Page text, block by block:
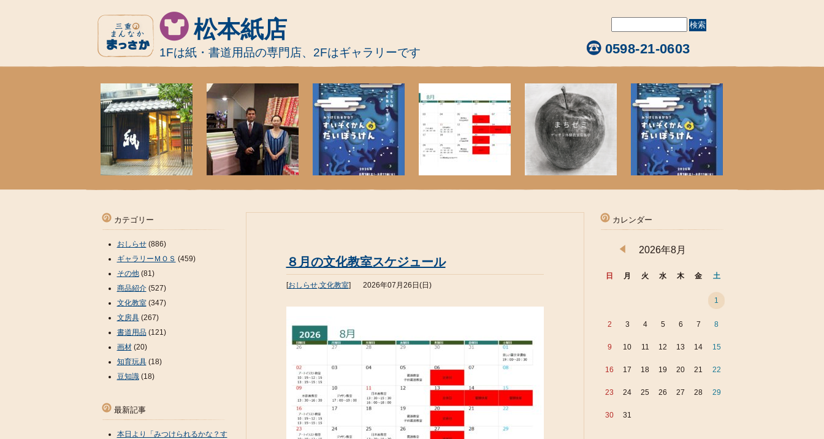
松本紙店
1Fは紙・書道用品の専門店、2Fはギャラリーです 0598-21-0603
８月の文化教室スケジュール
[おしらせ,文化教室] 2026年07月26日(日)
カテゴリー
おしらせ(886)
ギャラリーＭＯＳ (459)
その他(81)
商品紹介(527)
文化教室(347)
文房具(267)
書道用品(121)
画材(20)
知育玩具(18)
豆知識(18)
最新記事
本日より「みつけられるかな？す
カレンダー
2026年8月
日 月 火 水 木 金 土
1
2 3 4 5 6 7 8
9 10 11 12 13 14 15
16 17 18 19 20 21 22
23 24 25 26 27 28 29
30 31